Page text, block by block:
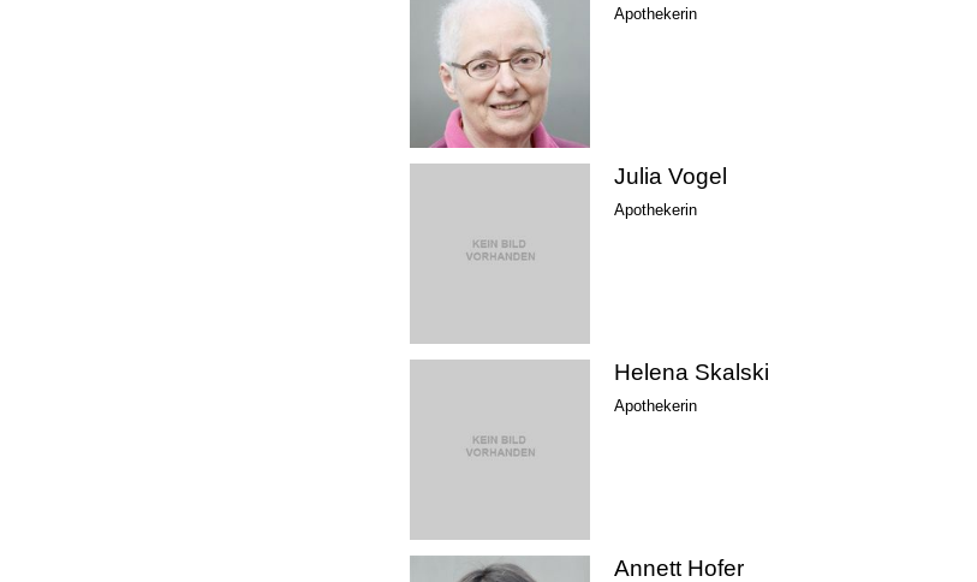
Apothekerin
Julia Vogel
Apothekerin
Helena Skalski
Apothekerin
Annett Hofer